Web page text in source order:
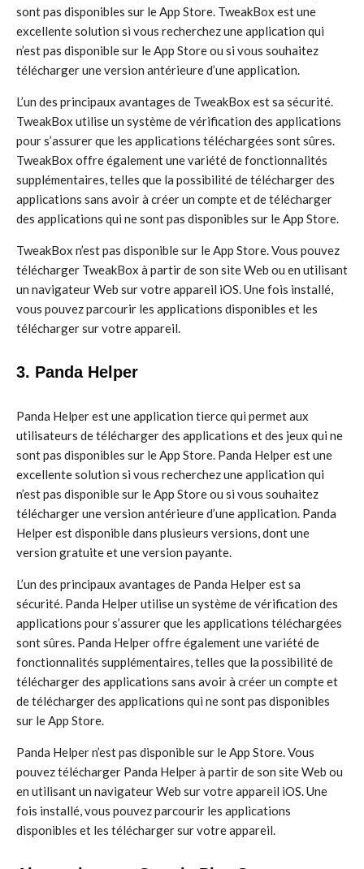
sont pas disponibles sur le App Store. TweakBox est une
excellente solution si vous recherchez une application qui
n’est pas disponible sur le App Store ou si vous souhaitez
télécharger une version antérieure d’une application.
L’un des principaux avantages de TweakBox est sa sécurité.
TweakBox utilise un système de vérification des applications
pour s’assurer que les applications téléchargées sont sûres.
TweakBox offre également une variété de fonctionnalités
supplémentaires, telles que la possibilité de télécharger des
applications sans avoir à créer un compte et de télécharger
des applications qui ne sont pas disponibles sur le App Store.
TweakBox n’est pas disponible sur le App Store. Vous pouvez
télécharger TweakBox à partir de son site Web ou en utilisant
un navigateur Web sur votre appareil iOS. Une fois installé,
vous pouvez parcourir les applications disponibles et les
télécharger sur votre appareil.
3. Panda Helper
Panda Helper est une application tierce qui permet aux
utilisateurs de télécharger des applications et des jeux qui ne
sont pas disponibles sur le App Store. Panda Helper est une
excellente solution si vous recherchez une application qui
n’est pas disponible sur le App Store ou si vous souhaitez
télécharger une version antérieure d’une application. Panda
Helper est disponible dans plusieurs versions, dont une
version gratuite et une version payante.
L’un des principaux avantages de Panda Helper est sa
sécurité. Panda Helper utilise un système de vérification des
applications pour s’assurer que les applications téléchargées
sont sûres. Panda Helper offre également une variété de
fonctionnalités supplémentaires, telles que la possibilité de
télécharger des applications sans avoir à créer un compte et
de télécharger des applications qui ne sont pas disponibles
sur le App Store.
Panda Helper n’est pas disponible sur le App Store. Vous
pouvez télécharger Panda Helper à partir de son site Web ou
en utilisant un navigateur Web sur votre appareil iOS. Une
fois installé, vous pouvez parcourir les applications
disponibles et les télécharger sur votre appareil.